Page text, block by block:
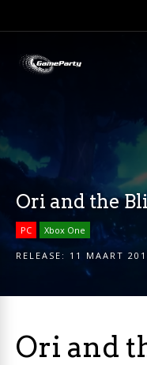
Ori and the
PC Xbox One
RELEASE: 11 MAART
Ori and